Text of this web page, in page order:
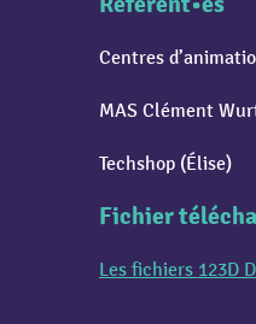
Centres
MAS Clément
Techshop (Élise)
Fichier
Les fichiers 123D